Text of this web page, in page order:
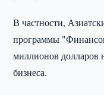
В частности,
программы
миллионов долларов
бизнеса.